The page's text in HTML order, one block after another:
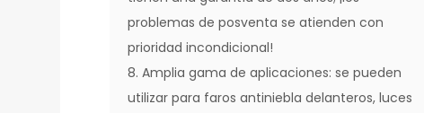
problemas de posventa se atienden con
prioridad incondicional!
8. Amplia gama de aplicaciones: se pueden
utilizar para faros antiniebla delanteros, luces